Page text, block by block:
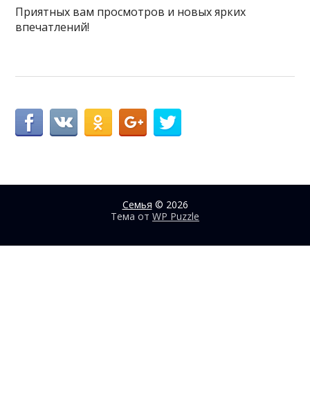
Приятных вам просмотров и новых ярких
впечатлений!
Семья © 2026
Тема от WP Puzzle